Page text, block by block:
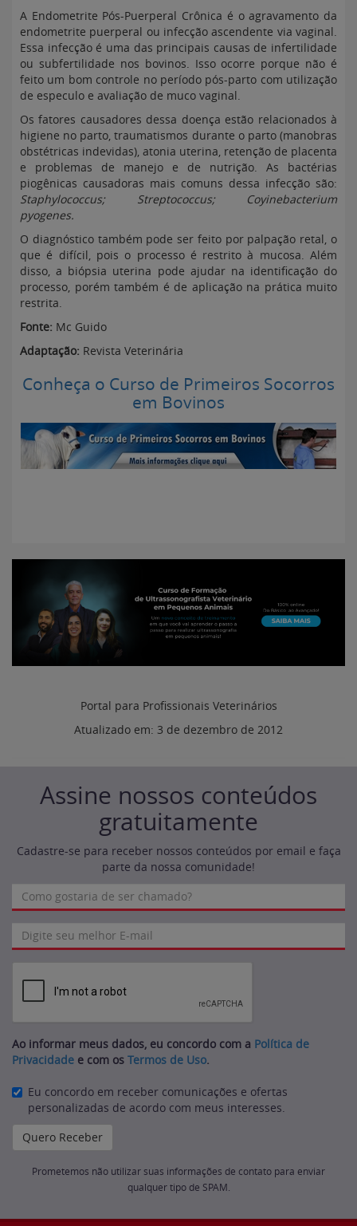
A Endometrite Pós-Puerperal Crônica é o agravamento da
endometrite puerperal ou infecção ascendente via vaginal.
Essa infecção é uma das principais causas de infertilidade
ou subfertilidade nos bovinos. Isso ocorre porque não é
feito um bom controle no período pós-parto com utilização
de especulo e avaliação de muco vaginal.
Os fatores causadores dessa doença estão relacionados à
higiene no parto, traumatismos durante o parto (manobras
obstétricas indevidas), atonia uterina, retenção de placenta
e problemas de manejo e de nutrição. As bactérias
piogênicas causadoras mais comuns dessa infecção são:
Staphylococcus; Streptococcus; Coyinebacterium
pyogenes.
O diagnóstico também pode ser feito por palpação retal, o
que é difícil, pois o processo é restrito à mucosa. Além
disso, a biópsia uterina pode ajudar na identificação do
processo, porém também é de aplicação na prática muito
restrita.
Fonte: Mc Guido
Adaptação: Revista Veterinária
Conheça o Curso de Primeiros Socorros
em Bovinos
Portal para Profissionais Veterinários
Atualizado em: 3 de dezembro de 2012
Assine nossos conteúdos
gratuitamente
Cadastre-se para receber nossos conteúdos por email e faça
parte da nossa comunidade!
Ao informar meus dados, eu concordo com a Política de
Privacidade e com os Termos de Uso.
Eu concordo em receber comunicações e ofertas
personalizadas de acordo com meus interesses.
Prometemos não utilizar suas informações de contato para enviar
qualquer tipo de SPAM.